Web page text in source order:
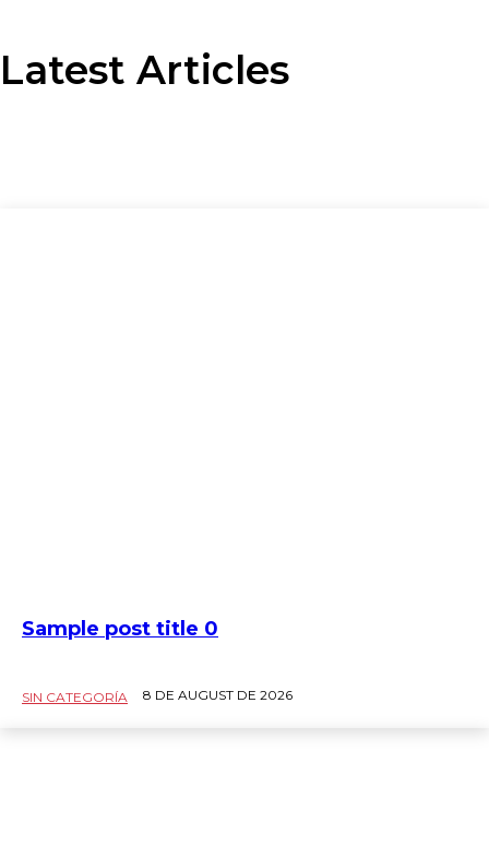
Latest Articles
Sample post title 0
SIN CATEGORÍA 8 DE AUGUST DE 2026